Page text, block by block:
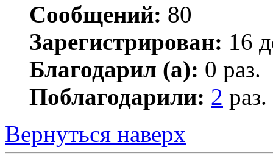
Сообщений: 80
Зарегистрирован: 16
Благодарил (а): 0 раз.
Поблагодарили: 2 раз.
Вернуться наверх